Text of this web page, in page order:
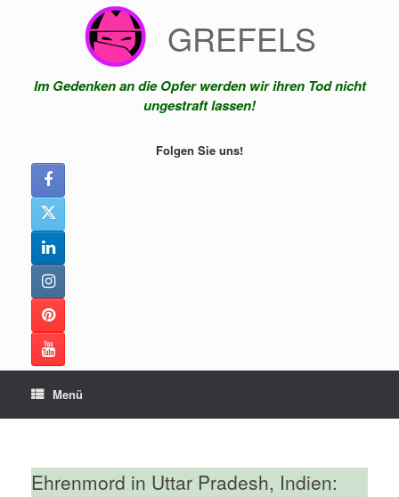
GREFELS
Im Gedenken an die Opfer werden wir ihren Tod nicht
ungestraft lassen!
Folgen Sie uns!
Menü
Ehrenmord in Uttar Pradesh, Indien: